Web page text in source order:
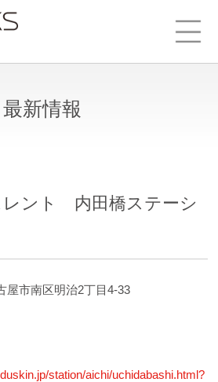
最新情報
レント 内田橋ステーシ
市南区明治2丁目4-33
station/aichi/uchidabashi.html?